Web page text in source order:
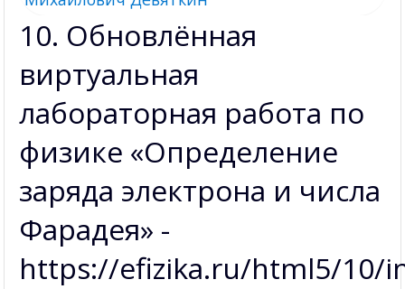
10. Обновлённая
виртуальная
лабораторная работа по
физике «Определение
заряда электрона и числа
Фарадея» -
https://efizika.ru/html5/10/